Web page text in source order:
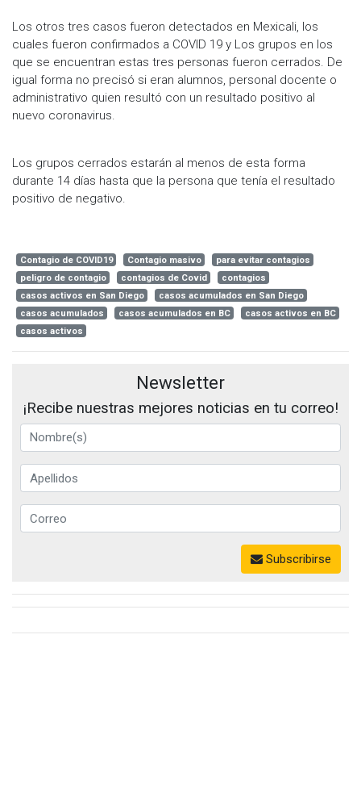
Los otros tres casos fueron detectados en Mexicali, los
cuales fueron confirmados a COVID 19 y Los grupos en los
que se encuentran estas tres personas fueron cerrados. De
igual forma no precisó si eran alumnos, personal docente o
administrativo quien resultó con un resultado positivo al
nuevo coronavirus.
Los grupos cerrados estarán al menos de esta forma
durante 14 días hasta que la persona que tenía el resultado
positivo de negativo.
Contagio de COVID19 Contagio masivo
para evitar contagios
peligro de contagio
contagios de Covid
contagios
casos activos en San Diego
casos acumulados en San Diego
casos acumulados
casos acumulados en BC
casos activos en BC
casos activos
Newsletter
¡Recibe nuestras mejores noticias en tu correo!
Subscribirse